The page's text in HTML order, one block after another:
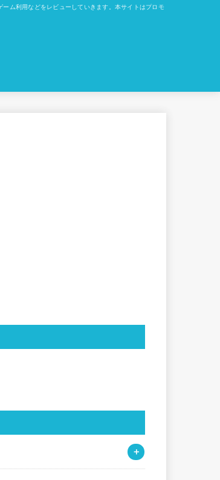
ム利用などをレビューしていきます。本サイトはプロモ